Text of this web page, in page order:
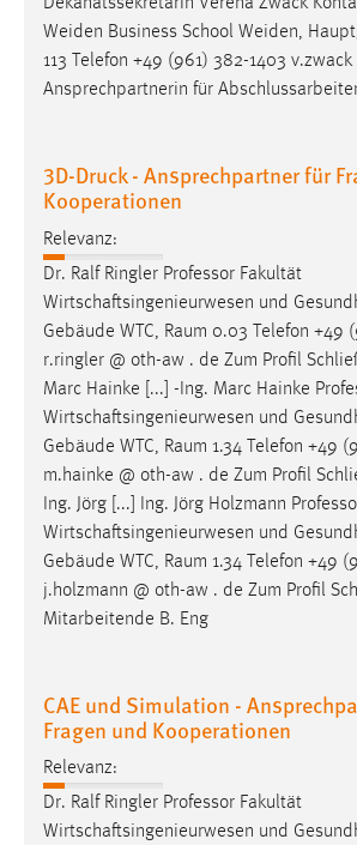
Dekanatssekretärin Verena Zwack
Weiden Business School Weiden,
113 Telefon +49 (961) 382-1403
Ansprechpartnerin für
3D-Druck - Ansprechpartner für
Kooperationen
Relevanz:
Dr. Ralf Ringler Professor Fakultät
Wirtschaftsingenieurwesen und
Gebäude WTC, Raum 0.03 Telefon +49
r.ringler @ oth-aw . de Zum Profil
Marc Hainke [...] -Ing. Marc Hainke
Wirtschaftsingenieurwesen und
Gebäude WTC, Raum 1.34 Telefon +49
m.hainke @ oth-aw . de Zum Profil
Ing. Jörg [...] Ing. Jörg Holzmann
Wirtschaftsingenieurwesen und
Gebäude WTC, Raum 1.34 Telefon +49
j.holzmann @ oth-aw . de Zum Profil
Mitarbeitende B. Eng
CAE und Simulation -
Fragen und Kooperationen
Relevanz:
Dr. Ralf Ringler Professor Fakultät
Wirtschaftsingenieurwesen und